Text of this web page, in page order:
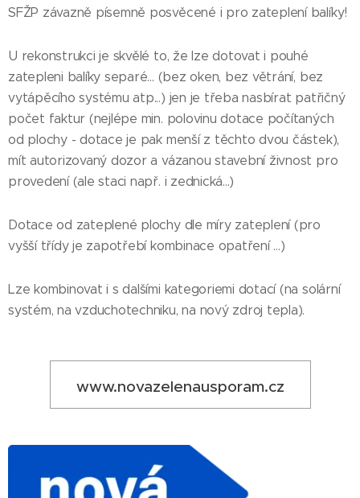
SFŽP závazně písemně posvěcené i pro zateplení balíky!
U rekonstrukci je skvělé to, že lze dotovat i pouhé
zatepleni balíky separé... (bez oken, bez větrání, bez
vytápěcího systému atp...) jen je třeba nasbírat patřičný
počet faktur (nejlépe min. polovinu dotace počítaných
od plochy - dotace je pak menší z těchto dvou částek),
mít autorizovaný dozor a vázanou stavební živnost pro
provedení (ale staci např. i zednická...)
Dotace od zateplené plochy dle míry zateplení (pro
vyšší třídy je zapotřebí kombinace opatření ...)
Lze kombinovat i s dalšími kategoriemi dotací (na solární
systém, na vzduchotechniku, na nový zdroj tepla).
www.novazelenausporam.cz